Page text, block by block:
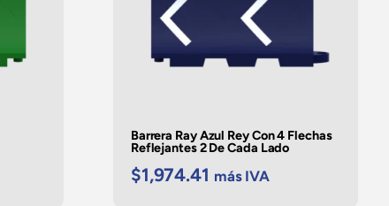
Barrera Ray Azul Rey Con 4 Flechas
Reflejantes 2 De Cada Lado
$1,974.41 más IVA